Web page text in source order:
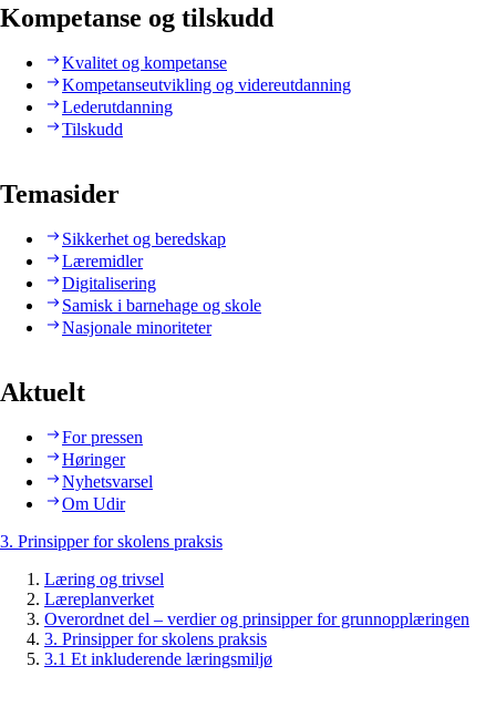
Kompetanse og tilskudd
Kvalitet og kompetanse
Kompetanseutvikling og videreutdanning
Lederutdanning
Tilskudd
Temasider
Sikkerhet og beredskap
Læremidler
Digitalisering
Samisk i barnehage og skole
Nasjonale minoriteter
Aktuelt
For pressen
Høringer
Nyhetsvarsel
Om Udir
3. Prinsipper for skolens praksis
Læring og trivsel
Læreplanverket
Overordnet del – verdier og prinsipper for grunnopplæringen
3. Prinsipper for skolens praksis
3.1 Et inkluderende læringsmiljø